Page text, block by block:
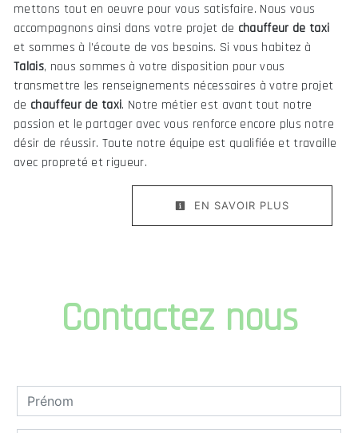
mettons tout en oeuvre pour vous satisfaire. Nous vous
accompagnons ainsi dans votre projet de chauffeur de taxi
et sommes à l’écoute de vos besoins. Si vous habitez à
Talais, nous sommes à votre disposition pour vous
transmettre les renseignements nécessaires à votre projet
de chauffeur de taxi. Notre métier est avant tout notre
passion et le partager avec vous renforce encore plus notre
désir de réussir. Toute notre équipe est qualifiée et travaille
avec propreté et rigueur.
EN SAVOIR PLUS
Contactez nous